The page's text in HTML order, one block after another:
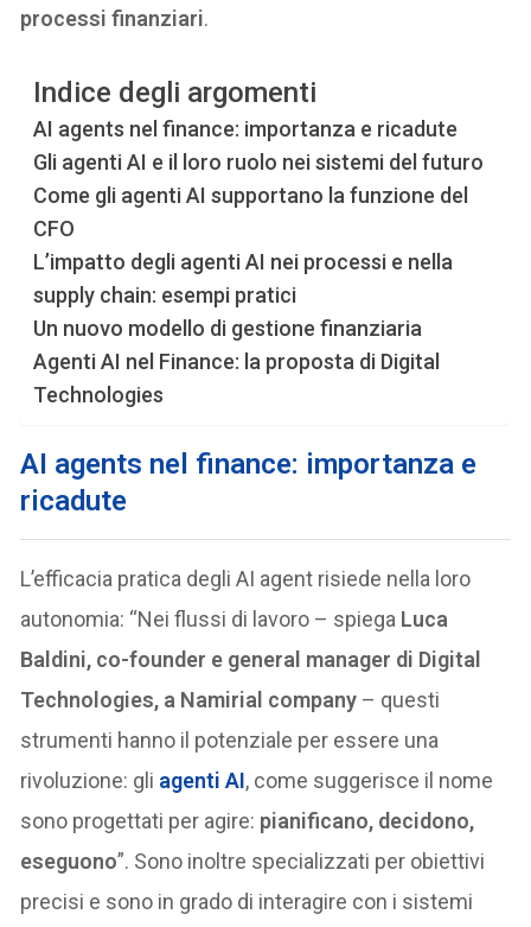
processi finanziari.
Indice degli argomenti
AI agents nel finance: importanza e ricadute
Gli agenti AI e il loro ruolo nei sistemi del futuro
Come gli agenti AI supportano la funzione del
CFO
L’impatto degli agenti AI nei processi e nella
supply chain: esempi pratici
Un nuovo modello di gestione finanziaria
Agenti AI nel Finance: la proposta di Digital
Technologies
AI agents nel finance: importanza e
ricadute
L’efficacia pratica degli AI agent risiede nella loro
autonomia: “Nei flussi di lavoro – spiega Luca
Baldini, co-founder e general manager di Digital
Technologies, a Namirial company – questi
strumenti hanno il potenziale per essere una
rivoluzione: gli agenti AI, come suggerisce il nome
sono progettati per agire: pianificano, decidono,
eseguono”. Sono inoltre specializzati per obiettivi
precisi e sono in grado di interagire con i sistemi